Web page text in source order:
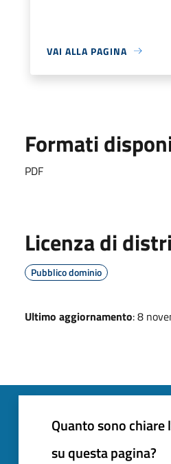
VAI ALLA PAGINA
Formati
PDF
Licenza di
Pubblico dominio
Ultimo aggiornamento: 8
Quanto sono
su questa pagina?